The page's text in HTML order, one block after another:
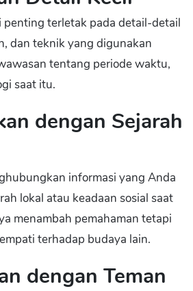
penting terletak pada detail-detail
dan teknik yang digunakan
tentang periode waktu,
saat itu.
dengan Sejarah
informasi yang Anda
lokal atau keadaan sosial saat
menambah pemahaman tetapi
terhadap budaya lain.
dengan Teman